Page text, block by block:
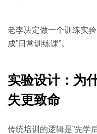
按业务场景
培训辅导
老李决定做一个训练实
成”日常训练课”。
实验设计：为
失更致命
传统培训的逻辑是”先